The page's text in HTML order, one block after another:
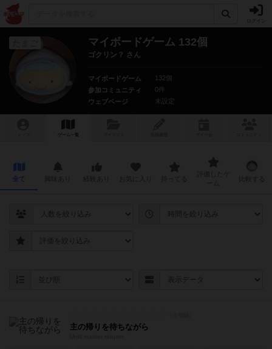
マイボードゲーム 132個
ゴクリン？ さん
マイボードゲーム
132個
参加コミュニティ
0件
ウェブページ
未設定
ゲーム一覧
全て
主の帰りを待ちながら